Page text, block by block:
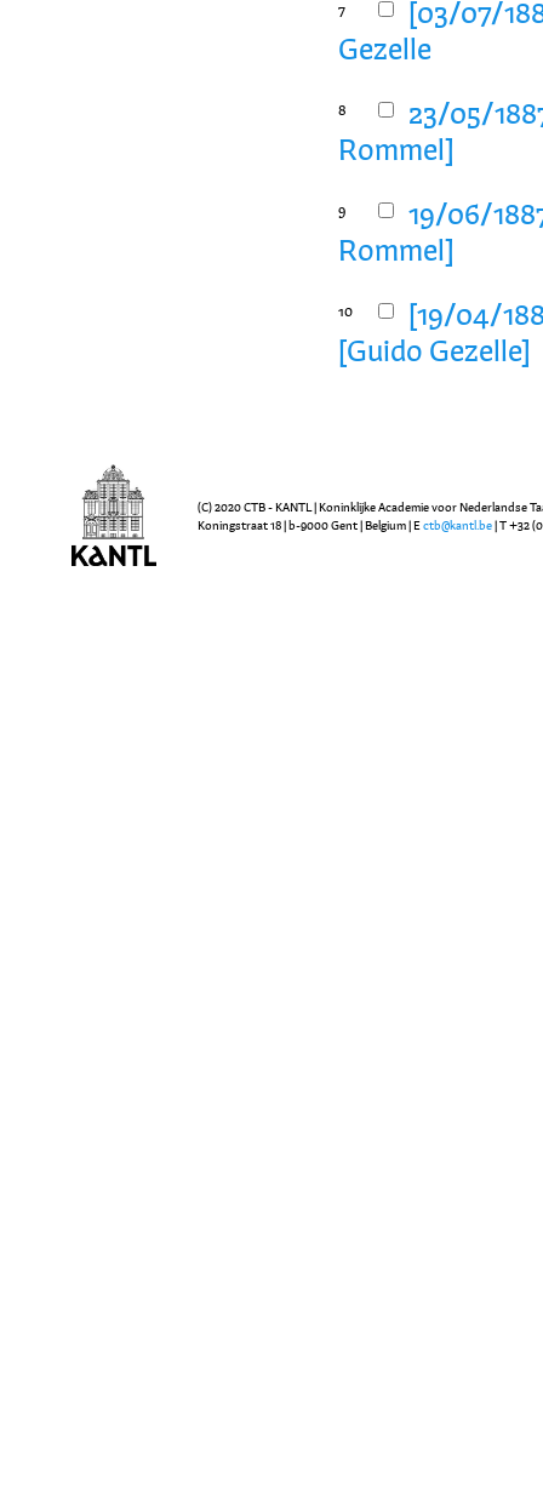
7
[03/07/
Gezelle
8
23/05/
Rommel]
9
19/06/
Rommel]
10
[19/04/
[Guido Gezelle]
(C) 2020 CTB - KANTL | Koninklijke Academie voor Nederlandse
Koningstraat 18 | b-9000 Gent | Belgium | E ctb@kantl.be | T +32